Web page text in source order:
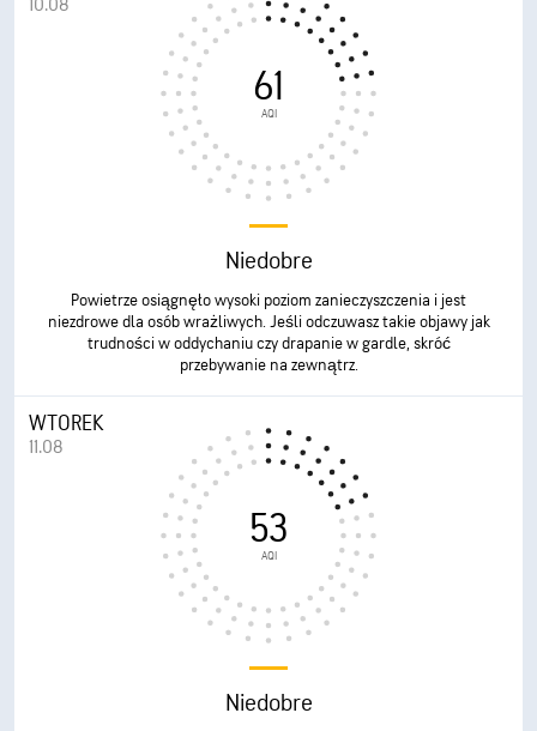
10.08
61
AQI
Niedobre
Powietrze osiągnęło wysoki poziom zanieczyszczenia i jest
niezdrowe dla osób wrażliwych. Jeśli odczuwasz takie objawy jak
trudności w oddychaniu czy drapanie w gardle, skróć
przebywanie na zewnątrz.
WTOREK
11.08
53
AQI
Niedobre